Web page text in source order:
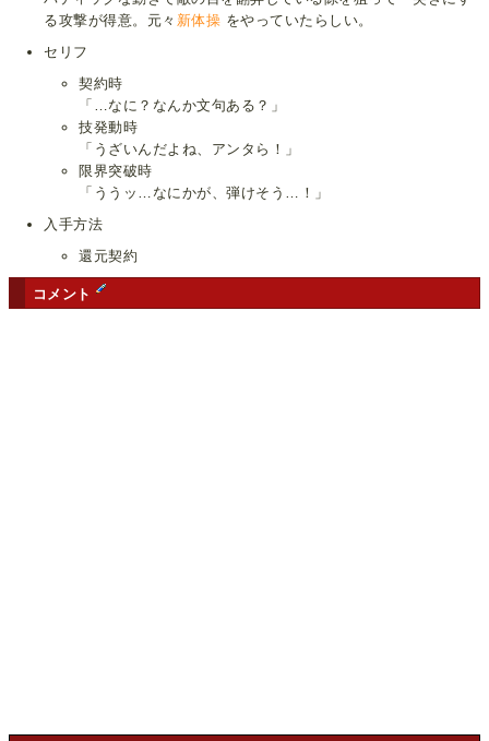
る攻撃が得意。元々 新体操 をやっていたらしい。
セリフ
契約時
「…なに？なんか文句ある？」
技発動時
「うざいんだよね、アンタら！」
限界突破時
「ううッ…なにかが、弾けそう…！」
入手方法
還元契約
コメント